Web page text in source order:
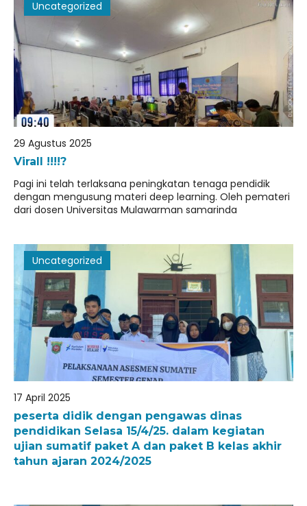
Uncategorized
29 Agustus 2025
Virall !!!!?
Pagi ini telah terlaksana peningkatan tenaga pendidik
dengan mengusung materi deep learning. Oleh pemateri
dari dosen Universitas Mulawarman samarinda
Uncategorized
17 April 2025
peserta didik dengan pengawas dinas
pendidikan Selasa 15/4/25. dalam kegiatan
ujian sumatif paket A dan paket B kelas akhir
tahun ajaran 2024/2025